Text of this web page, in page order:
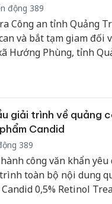
động 389
Công an tỉnh Quảng
và bắt tạm giam đối
Hướng Phùng, tỉnh
giải trình về quảng
Candid
389
công văn khẩn yêu
toàn bộ nội dung
0,5% Retinol